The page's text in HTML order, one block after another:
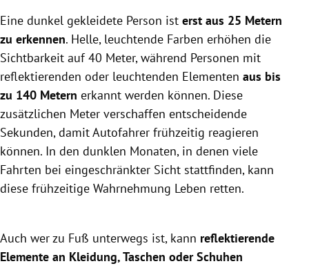
Eine dunkel gekleidete Person ist erst aus 25 Metern
zu erkennen. Helle, leuchtende Farben erhöhen die
Sichtbarkeit auf 40 Meter, während Personen mit
reflektierenden oder leuchtenden Elementen aus bis
zu 140 Metern erkannt werden können. Diese
zusätzlichen Meter verschaffen entscheidende
Sekunden, damit Autofahrer frühzeitig reagieren
können. In den dunklen Monaten, in denen viele
Fahrten bei eingeschränkter Sicht stattfinden, kann
diese frühzeitige Wahrnehmung Leben retten.
Auch wer zu Fuß unterwegs ist, kann reflektierende
Elemente an Kleidung, Taschen oder Schuhen